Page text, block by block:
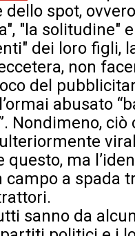
dello spot,
"la solitudine"
dei loro figli,
non
del
abusato
Nondimeno, ciò
questo, ma
campo a spada
sanno da